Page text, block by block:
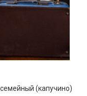
(капучино)